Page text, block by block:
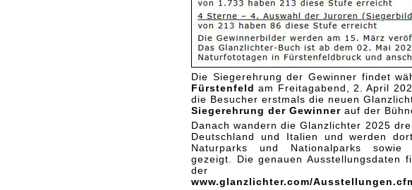
Die Siegerehrung der Gewinner findet
Fürstenfeld am Freitagabend, 2. April
die Besucher erstmals die neuen
Siegerehrung der Gewinner auf der
Danach wandern die Glanzlichter 2025
Deutschland und Italien und werden
Naturparks und Nationalparks sowie
gezeigt. Die genauen Ausstellungsdaten
der
www.glanzlichter.com/